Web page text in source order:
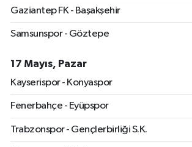
Gaziantep FK - Başakşehir
Samsunspor - Göztepe
17 Mayıs, Pazar
Kayserispor - Konyaspor
Fenerbahçe - Eyüpspor
Trabzonspor - Gençlerbirliği S.K.